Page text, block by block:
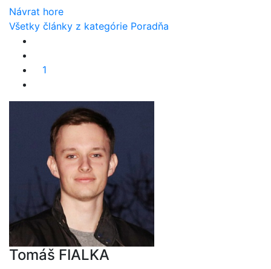
Návrat hore
Všetky články z kategórie Poradňa
1
Tomáš FIALKA